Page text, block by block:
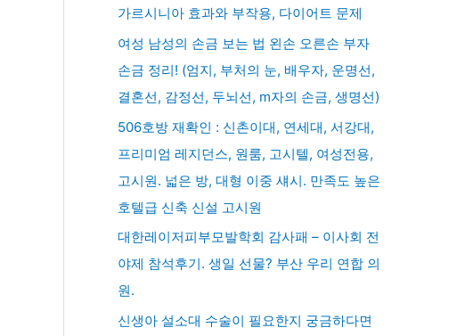
가르시니아 효과와 부작용, 다이어트 문제
여성 남성의 손금 보는 법 왼손 오른손 부자
손금 정리! (엄지, 부처의 눈, 배우자, 운명선,
결혼선, 감정선, 두뇌선, m자의 손금, 생명선)
506호방 재확인 : 신촌이대, 연세대, 서강대,
프리미엄 레지던스, 원룸, 고시텔, 여성전용,
고시원. 넓은 방, 대형 이중 섀시. 만족도 높은
호텔급 신축 신설 고시원
대한레이저피부모발학회 감사패 – 이사회 전
야제 참석후기. 생일 선물? 부산 우리 연합 의
원.
신생아 설소대 수술이 필요한지 궁금하다면